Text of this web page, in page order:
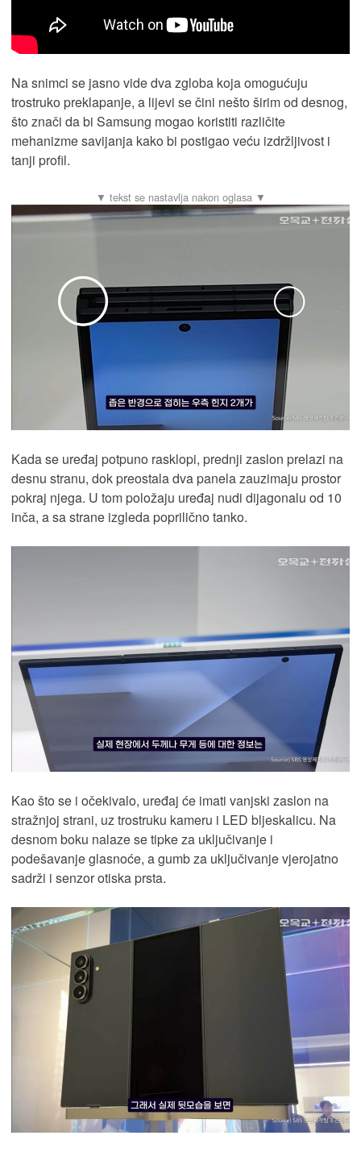
Na snimci se jasno vide dva zgloba koja omogućuju
trostruko preklapanje, a lijevi se čini nešto širim od desnog,
što znači da bi Samsung mogao koristiti različite
mehanizme savijanja kako bi postigao veću izdržljivost i
tanji profil.
Kada se uređaj potpuno rasklopi, prednji zaslon prelazi na
desnu stranu, dok preostala dva panela zauzimaju prostor
pokraj njega. U tom položaju uređaj nudi dijagonalu od 10
inča, a sa strane izgleda poprilično tanko.
Kao što se i očekivalo, uređaj će imati vanjski zaslon na
stražnjoj strani, uz trostruku kameru i LED bljeskalicu. Na
desnom boku nalaze se tipke za uključivanje i
podešavanje glasnoće, a gumb za uključivanje vjerojatno
sadrži i senzor otiska prsta.